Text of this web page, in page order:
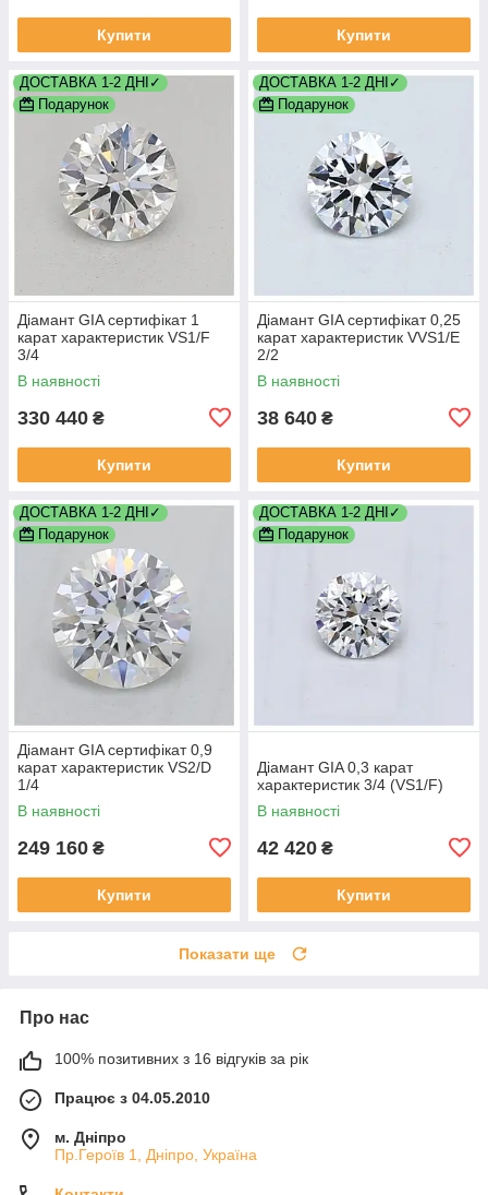
Купити Купити
ДОСТАВКА 1-2 ДНІ✓
Подарунок
Діамант GIA сертифікат 1
карат характеристик VS1/F
3/4
В наявності
330 440 ₴
Купити
ДОСТАВКА 1-2 ДНІ✓
Подарунок
Діамант GIA сертифікат 0,25
карат характеристик VVS1/E
2/2
В наявності
38 640 ₴
Купити
ДОСТАВКА 1-2 ДНІ✓
Подарунок
Діамант GIA сертифікат 0,9
карат характеристик VS2/D
1/4
В наявності
249 160 ₴
Купити
ДОСТАВКА 1-2 ДНІ✓
Подарунок
Діамант GIA 0,3 карат
характеристик 3/4 (VS1/F)
В наявності
42 420 ₴
Купити
Показати ще
Про нас
100% позитивних з 16 відгуків за рік
Працює з 04.05.2010
м. Дніпро
Пр.Героїв 1, Дніпро, Україна